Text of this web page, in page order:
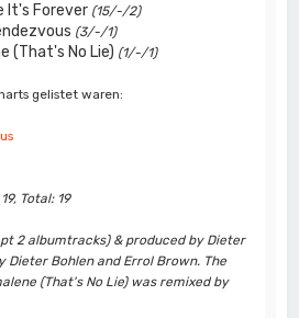
It's Forever (15/-/2)
(3/-/1)
(That's No Lie) (1/-/1)
gelistet waren:
Total: 19
2 albumtracks) & produced by Dieter
Dieter Bohlen and Errol Brown. The
(That's No Lie) was remixed by